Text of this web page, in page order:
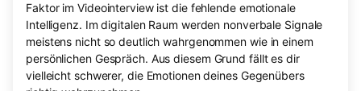
Faktor im Videointerview ist die fehlende emotionale
Intelligenz. Im digitalen Raum werden nonverbale Signale
meistens nicht so deutlich wahrgenommen wie in einem
persönlichen Gespräch. Aus diesem Grund fällt es dir
vielleicht schwerer, die Emotionen deines Gegenübers